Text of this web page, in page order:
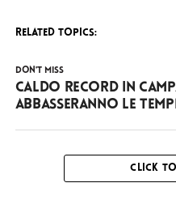
RELATED TOPICS:
DON'T MISS
Caldo record in
abbasseranno le
CLICK